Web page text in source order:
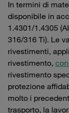
In termini di
disponibile in
1.4301/1.4305
316/316 Ti). Le
rivestimenti,
rivestimento,
rivestimento
protezione
molto i
trasporto, la